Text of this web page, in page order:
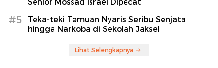
Senior Mossad Israel Dipecat
#5
Teka-teki Temuan Nyaris Seribu Senjata
hingga Narkoba di Sekolah Jaksel
Lihat Selengkapnya